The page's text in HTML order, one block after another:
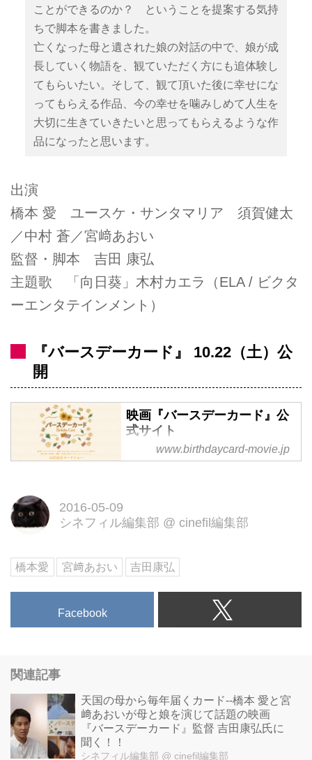
ことができるのか？ ということを提案する気持
ちで脚本を書きました。
亡くなった母と遺された娘の対話の中で、娘が成
長していく物語を、観ていただく方にも追体験し
てもらいたい。そして、観て頂いた後に幸せにな
ってもらえる作品、今の幸せを噛みしめて人生を
大切に生きていきたいと思ってもらえるような作
品になったと思います。
出演
橋本 愛 ユースケ・サンタマリア 須賀健太
／中村 蒼／宮﨑あおい
監督・脚本 吉田 康弘
主題歌 「向日葵」木村カエラ（ELA / ビクタ
ーエンタテインメント）
『バースデーカード』 10.22（土）公
開
映画『バースデーカード』公
式サイト
東映「バースデーカード」橋本
圭 洞口依子 宮﨑あおい 監
「向日葵」木村カエラ（ＥＬＡ /
ビクターエンタテインメント）10
月22日 ロードショー
www.birthdaycard-movie.jp
2016-05-09
シネフィル編集部 @ cinefil編集部
橋本愛 宮﨑あおい 吉田康弘
Facebook
関連記事
天国の母から毎年届くカード--橋本 愛と宮
﨑あおいが母と娘を演じて話題の映画
『バースデーカード』監督 吉田康弘氏に
聞く！！
シネフィル編集部 @ cinefil編集部